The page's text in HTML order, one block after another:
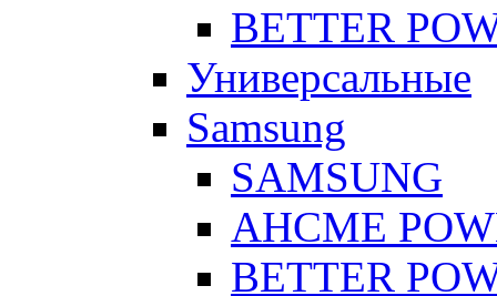
BETTER
Универсальные
Samsung
SAMSUNG
AHCME
BETTER